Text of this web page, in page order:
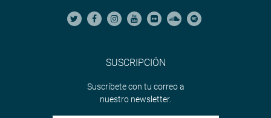
SUSCRIPCIÓN
Suscríbete con tu correo a
nuestro newsletter.